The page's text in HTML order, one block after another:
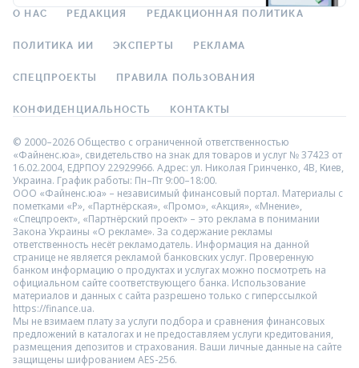
О НАС РЕДАКЦИЯ РЕДАКЦИОННАЯ ПОЛИТИКА
ПОЛИТИКА ИИ ЭКСПЕРТЫ РЕКЛАМА
СПЕЦПРОЕКТЫ ПРАВИЛА ПОЛЬЗОВАНИЯ
КОНФИДЕНЦИАЛЬНОСТЬ КОНТАКТЫ
© 2000–2026 Общество с ограниченной ответственностью
«Файненс.юа», свидетельство на знак для товаров и услуг № 37423 от
16.02.2004, ЕДРПОУ 22929966. Адрес: ул. Николая Гринченко, 4В, Киев,
Украина. График работы: Пн–Пт 9:00–18:00.
ООО «Файненс.юа» – независимый финансовый портал. Материалы с
пометками «Р», «Партнёрская», «Промо», «Акция», «Мнение»,
«Спецпроект», «Партнёрский проект» – это реклама в понимании
Закона Украины «О рекламе». За содержание рекламы
ответственность несёт рекламодатель. Информация на данной
странице не является рекламой банковских услуг. Проверенную
банком информацию о продуктах и услугах можно посмотреть на
официальном сайте соответствующего банка. Использование
материалов и данных с сайта разрешено только с гиперссылкой
https://finance.ua.
Мы не взимаем плату за услуги подбора и сравнения финансовых
предложений в каталогах и не предоставляем услуги кредитования,
размещения депозитов и страхования. Ваши личные данные на сайте
защищены шифрованием AES-256.